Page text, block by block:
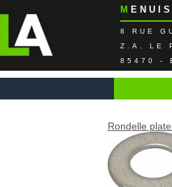
M
8 RUE
Z.A. LE
85470 -
Rondelle